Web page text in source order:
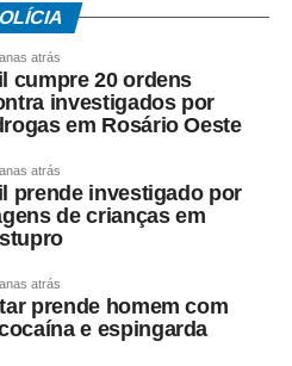
atrás
cumpre 20 ordens
investigados por
em Rosário Oeste
atrás
prende investigado por
de crianças em
atrás
prende homem com
e espingarda